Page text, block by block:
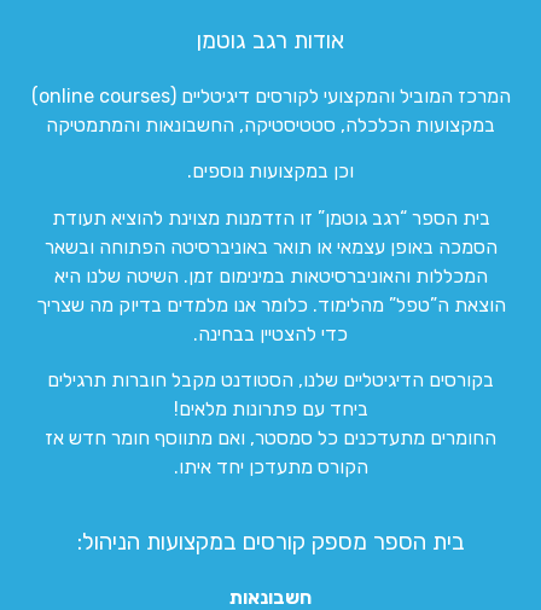
אודות רגב גוטמן
המרכז המוביל והמקצועי לקורסים דיגיטליים (online courses)
במקצועות הכלכלה, סטטיסטיקה, החשבונאות והמתמטיקה
וכן במקצועות נוספים.
בית הספר “רגב גוטמן” זו הזדמנות מצוינת להוציא תעודת
הסמכה באופן עצמאי או תואר באוניברסיטה הפתוחה ובשאר
המכללות והאוניברסיטאות במינימום זמן. השיטה שלנו היא
הוצאת ה”טפל” מהלימוד. כלומר אנו מלמדים בדיוק מה שצריך
כדי להצטיין בבחינה.
בקורסים הדיגיטליים שלנו, הסטודנט מקבל חוברות תרגילים
ביחד עם פתרונות מלאים!
החומרים מתעדכנים כל סמסטר, ואם מתווסף חומר חדש אז
הקורס מתעדכן יחד איתו.
בית הספר מספק קורסים במקצועות הניהול:
חשבונאות